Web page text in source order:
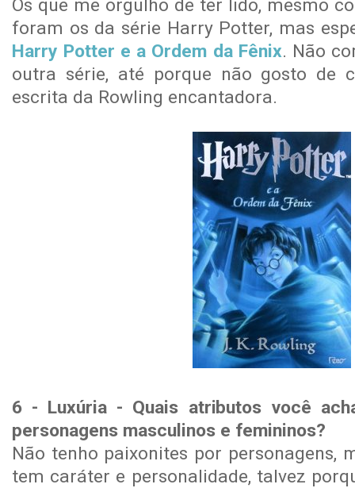
Os que me orgulho de ter lido, mesmo
foram os da série Harry Potter, mas
Harry Potter e a Ordem da Fênix. Não
outra série, até porque não gosto de
escrita da Rowling encantadora.
6 - Luxúria - Quais atributos você
personagens masculinos e femininos?
Não tenho paixonites por personagens,
tem caráter e personalidade, talvez